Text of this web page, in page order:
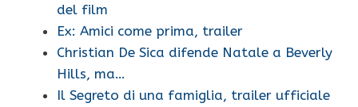
del film
Ex: Amici come prima, trailer
Christian De Sica difende Natale a Beverly
Hills, ma…
Il Segreto di una famiglia, trailer ufficiale